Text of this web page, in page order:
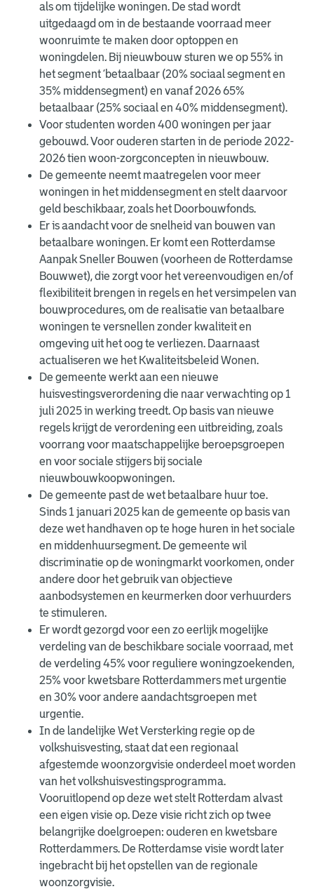
als om tijdelijke woningen. De stad wordt
uitgedaagd om in de bestaande voorraad meer
woonruimte te maken door optoppen en
woningdelen. Bij nieuwbouw sturen we op 55% in
het segment ‘betaalbaar (20% sociaal segment en
35% middensegment) en vanaf 2026 65%
betaalbaar (25% sociaal en 40% middensegment).
Voor studenten worden 400 woningen per jaar
gebouwd. Voor ouderen starten in de periode 2022-
2026 tien woon-zorgconcepten in nieuwbouw.
De gemeente neemt maatregelen voor meer
woningen in het middensegment en stelt daarvoor
geld beschikbaar, zoals het Doorbouwfonds.
Er is aandacht voor de snelheid van bouwen van
betaalbare woningen. Er komt een Rotterdamse
Aanpak Sneller Bouwen (voorheen de Rotterdamse
Bouwwet), die zorgt voor het vereenvoudigen en/of
flexibiliteit brengen in regels en het versimpelen van
bouwprocedures, om de realisatie van betaalbare
woningen te versnellen zonder kwaliteit en
omgeving uit het oog te verliezen. Daarnaast
actualiseren we het Kwaliteitsbeleid Wonen.
De gemeente werkt aan een nieuwe
huisvestingsverordening die naar verwachting op 1
juli 2025 in werking treedt. Op basis van nieuwe
regels krijgt de verordening een uitbreiding, zoals
voorrang voor maatschappelijke beroepsgroepen
en voor sociale stijgers bij sociale
nieuwbouwkoopwoningen.
De gemeente past de wet betaalbare huur toe.
Sinds 1 januari 2025 kan de gemeente op basis van
deze wet handhaven op te hoge huren in het sociale
en middenhuursegment. De gemeente wil
discriminatie op de woningmarkt voorkomen, onder
andere door het gebruik van objectieve
aanbodsystemen en keurmerken door verhuurders
te stimuleren.
Er wordt gezorgd voor een zo eerlijk mogelijke
verdeling van de beschikbare sociale voorraad, met
de verdeling 45% voor reguliere woningzoekenden,
25% voor kwetsbare Rotterdammers met urgentie
en 30% voor andere aandachtsgroepen met
urgentie.
In de landelijke Wet Versterking regie op de
volkshuisvesting, staat dat een regionaal
afgestemde woonzorgvisie onderdeel moet worden
van het volkshuisvestingsprogramma.
Vooruitlopend op deze wet stelt Rotterdam alvast
een eigen visie op. Deze visie richt zich op twee
belangrijke doelgroepen: ouderen en kwetsbare
Rotterdammers. De Rotterdamse visie wordt later
ingebracht bij het opstellen van de regionale
woonzorgvisie.